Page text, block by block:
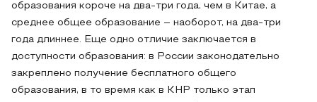
образования короче на два-три года, чем в Китае, а
среднее общее образование – наоборот, на два-три
года длиннее. Еще одно отличие заключается в
доступности образования: в России законодательно
закреплено получение бесплатного общего
образования, в то время как в КНР только этап